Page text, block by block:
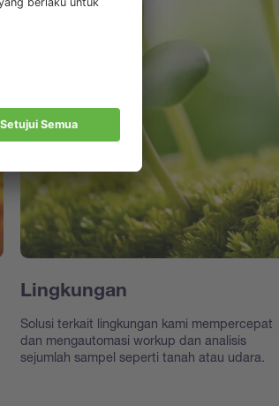
Lingkungan
Solusi terkait lingkungan kami mempercepat
dan mengautomasi workup dan analisis
sejumlah sampel seperti tanah atau udara.